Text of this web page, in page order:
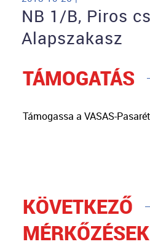
NB 1/B, Piros
Alapszakasz
TÁMOGATÁS
Támogassa a VASAS-
KÖVETKEZŐ
MÉRKŐZÉSEK